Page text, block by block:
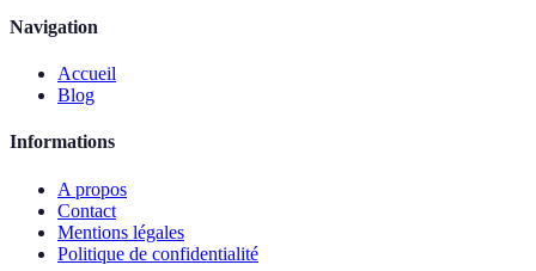
Navigation
Accueil
Blog
Informations
A propos
Contact
Mentions légales
Politique de confidentialité